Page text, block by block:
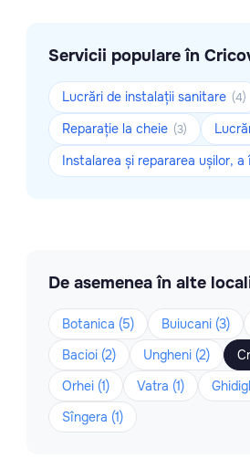
Servicii populare în
Lucrări de instalații sanitare (4)
Reparație la cheie (3)
Instalarea și repararea ușilor,
De asemenea în alte
Botanica (5) Buiucani (3)
Bacioi (2)
Ungheni (2)
Orhei (1)
Vatra (1)
Sîngera (1)